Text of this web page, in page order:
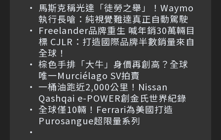
馬斯克稱光達「徒勞之舉」！Waymo
執行長嗆：純視覺難達真正自動駕駛
Freelander品牌重生 喊年銷30萬輛目
標 CJLR：打造國際品牌半數銷量來自
全球！
棕色手排「大牛」身價再創高？全球
唯一Murciélago SV拍賣
一桶油跑近2,000公里！Nissan
Qashqai e-POWER創金氏世界紀錄
全球僅10輛！Ferrari為美國打造
Purosangue超限量系列